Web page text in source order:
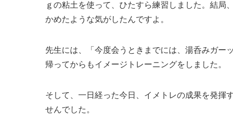
ｇの粘土を使って、ひたすら練習しました。結局
かめたような気がしたんですよ。
先生には、「今度会うときまでには、湯呑みガー
帰ってからもイメージトレーニングをしました。
そして、一日経った今日、イメトレの成果を発揮
せんでした。